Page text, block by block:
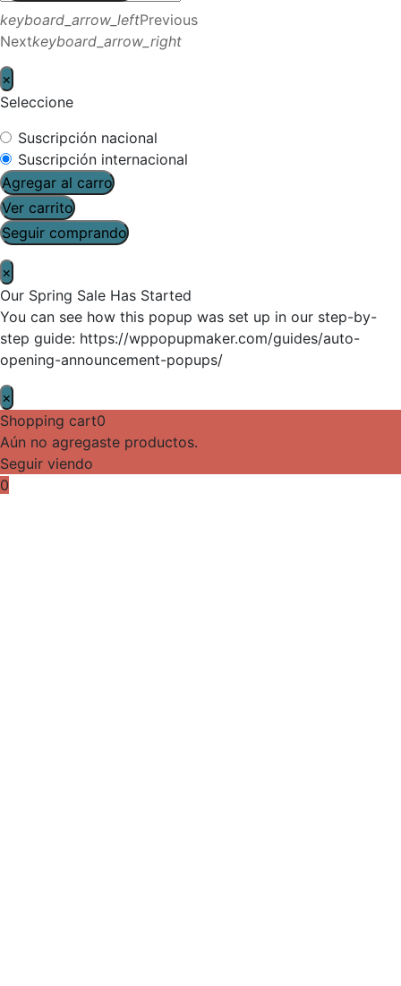
keyboard_arrow_leftPrevious
Nextkeyboard_arrow_right
×
Seleccione
Suscripción nacional
Suscripción internacional
Agregar al carro
Ver carrito
Seguir comprando
×
Our Spring Sale Has Started
You can see how this popup was set up in our step-by-
step guide: https://wppopupmaker.com/guides/auto-
opening-announcement-popups/
×
Shopping cart0
Aún no agregaste productos.
Seguir viendo
0